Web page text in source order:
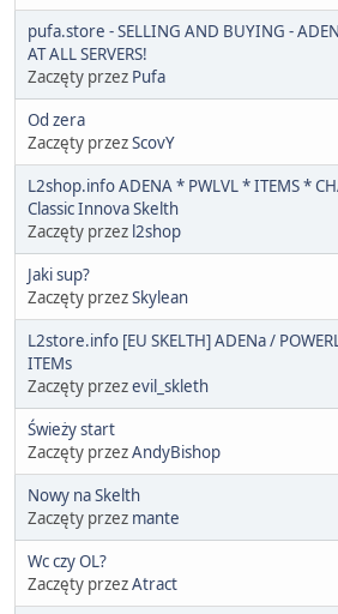
pufa.store - SELLING AND BUYING -
AT ALL SERVERS!
Zaczęty przez Pufa
Od zera
Zaczęty przezScovY
L2shop.info ADENA * PWLVL * ITEMS *
Classic Innova Skelth
Zaczęty przez l2shop
Jaki sup?
Zaczęty przezSkylean
L2store.info [EU SKELTH] ADENa /
ITEMs
Zaczęty przezevil_skleth
Świeży start
Zaczęty przezAndyBishop
Nowy na Skelth
Zaczęty przez mante
Wc czy OL?
Zaczęty przezAtract